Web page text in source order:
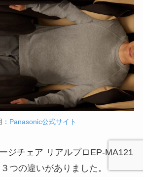
Panasonic公式サイト
ジチェア リアルプロEP-MA121
つの違いがありました。